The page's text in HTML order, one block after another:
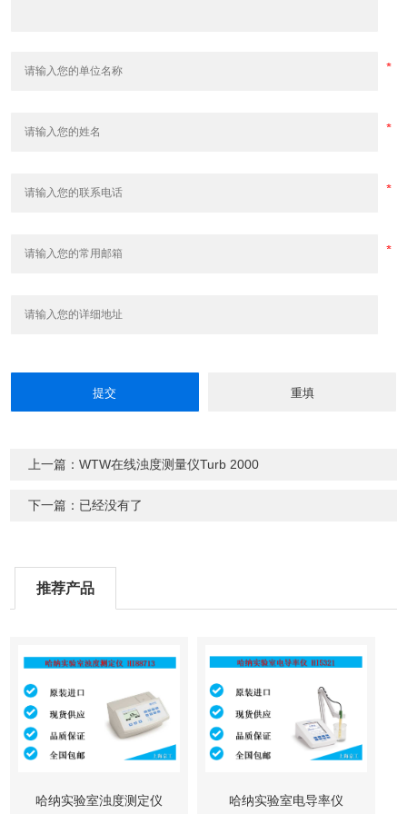
上一篇：WTW在线浊度测量仪Turb 2000
下一篇：已经没有了
推荐产品
哈纳实验室浊度测定仪 哈纳实验室电导率仪